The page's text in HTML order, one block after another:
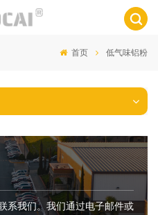
首页 低气味铝粉
系我们。我们通过电子邮件或